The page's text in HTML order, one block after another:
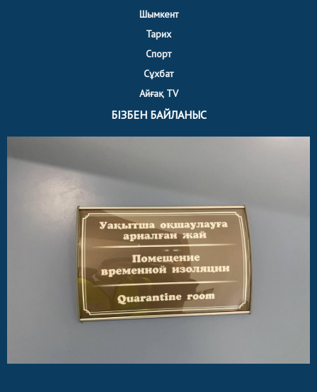
Шымкент
Тарих
Спорт
Сұхбат
Айғақ TV
БІЗБЕН БАЙЛАНЫС